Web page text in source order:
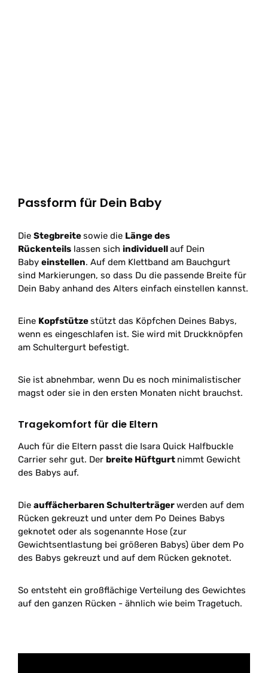
Passform für Dein Baby
Die Stegbreitesowie die Länge des
Rückenteils lassen sich individuellauf Dein
Baby einstellen. Auf dem Klettband am Bauchgurt
sind Markierungen, so dass Du die passende Breite für
Dein Baby anhand des Alters einfach einstellen kannst.
Eine Kopfstützestützt das Köpfchen Deines Babys,
wenn es eingeschlafen ist. Sie wird mit Druckknöpfen
am Schultergurt befestigt.
Sie ist abnehmbar, wenn Du es noch minimalistischer
magst oder sie in den ersten Monaten nicht brauchst.
Tragekomfort für die Eltern
Auch für die Eltern passt die Isara Quick Halfbuckle
Carrier sehr gut. Der breite Hüftgurt nimmt Gewicht
des Babys auf.
Die auffächerbaren Schulterträgerwerden auf dem
Rücken gekreuzt und unter dem Po Deines Babys
geknotet oder als sogenannte Hose (zur
Gewichtsentlastung bei größeren Babys) über dem Po
des Babys gekreuzt und auf dem Rücken geknotet.
So entsteht ein großflächige Verteilung des Gewichtes
auf den ganzen Rücken - ähnlich wie beim Tragetuch.